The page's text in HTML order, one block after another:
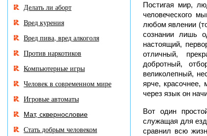
Постигая мир,
человеческого
любом явлении
сознании лишь
настоящий,
отличный,
добротный,
великолепный,
ярче, красочнее,
через язык он
Вот один
служащая для
сравнил всю
Делать ли аборт
Вред курения
Вред пива, вред алкоголя
Против наркотиков
Компьютерные игры
Человек в современном мире
Игровые автоматы
Мат, сквернословие
Стать добрым человеком